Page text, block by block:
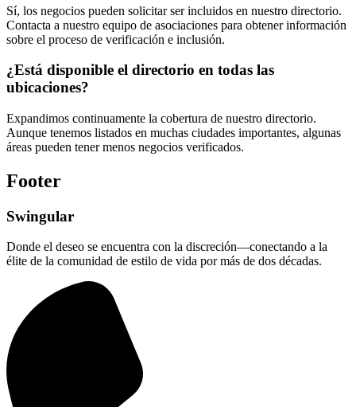
Sí, los negocios pueden solicitar ser incluidos en nuestro directorio.
Contacta a nuestro equipo de asociaciones para obtener información
sobre el proceso de verificación e inclusión.
¿Está disponible el directorio en todas las
ubicaciones?
Expandimos continuamente la cobertura de nuestro directorio.
Aunque tenemos listados en muchas ciudades importantes, algunas
áreas pueden tener menos negocios verificados.
Footer
Swingular
Donde el deseo se encuentra con la discreción—conectando a la
élite de la comunidad de estilo de vida por más de dos décadas.